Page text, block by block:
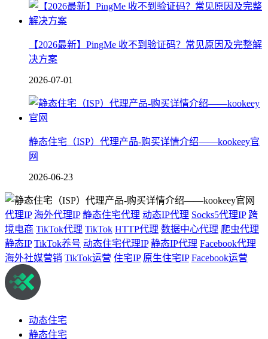
【2026最新】PingMe 收不到验证码？常见原因及完整解
决方案
2026-07-01
静态住宅（ISP）代理产品-购买详情介绍——kookeey官
网
2026-06-23
代理IP 海外代理IP 静态住宅代理 动态IP代理 Socks5代理IP 跨
境电商 TikTok代理 TikTok HTTP代理 数据中心代理 爬虫代理
静态IP TikTok养号 动态住宅代理IP 静态IP代理 Facebook代理
海外社媒营销 TikTok运营 住宅IP 原生住宅IP Facebook运营
动态住宅
静态住宅